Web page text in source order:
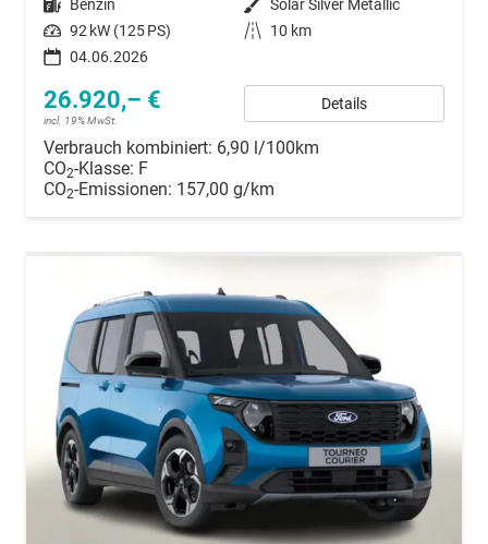
Kraftstoff Benzin Außenfarbe Solar Silver Metallic
Leistung 92 kW (125 PS) Kilometerstand
10 km
04.06.2026
26.920,– €
incl. 19% MwSt.
Details
Verbrauch kombiniert: 6,90 l/100km
CO2-Klasse: F
CO2-Emissionen: 157,00 g/km